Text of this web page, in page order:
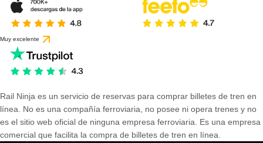
Muy excelente
Rail Ninja es un servicio de reservas para comprar billetes de tren en
línea. No es una compañía ferroviaria, no posee ni opera trenes y no
es el sitio web oficial de ninguna empresa ferroviaria. Es una empresa
comercial que facilita la compra de billetes de tren en línea.